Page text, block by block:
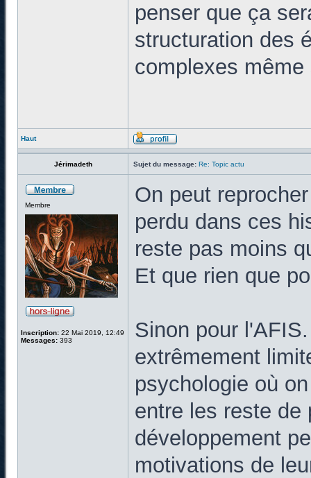
penser que ça
structuration des
complexes
Haut
Jérimadeth Sujet du message: Re: Topic actu
Membre
Inscription: 22 Mai 2019, 12:49
Messages: 393
On peut
perdu dans ces
reste pas moins
Et que rien que
Sinon pour
extrêmement
psychologie où
entre les reste de
développement
motivations de